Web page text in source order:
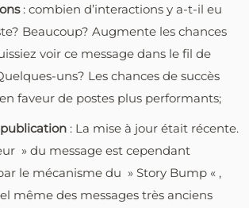
: combien d’interactions y a-t-il eu
Beaucoup? Augmente les chances
voir ce message dans le fil de
uns? Les chances de succès
faveur de postes plus performants;
: La mise à jour était récente.
» du message est cependant
le mécanisme du » Story Bump « ,
même des messages très anciens